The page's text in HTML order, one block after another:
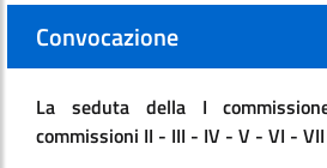
Convocazione
La seduta della I
commissioni II - III - IV - V - VI -